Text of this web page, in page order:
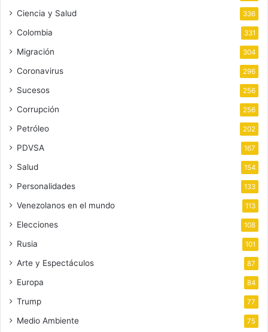
Ciencia y Salud 336
Colombia 331
Migración 304
Coronavirus 296
Sucesos 256
Corrupción 256
Petróleo 202
PDVSA 167
Salud 154
Personalidades 133
Venezolanos en el mundo 113
Elecciones 108
Rusia 101
Arte y Espectáculos 87
Europa 84
Trump 77
Medio Ambiente 75